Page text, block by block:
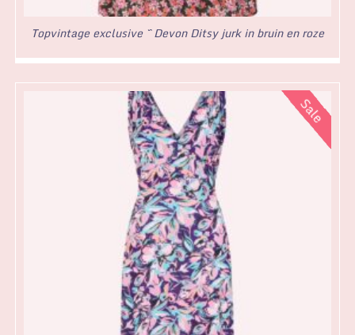
Topvintage exclusive ~ Devon Ditsy jurk in bruin en roze